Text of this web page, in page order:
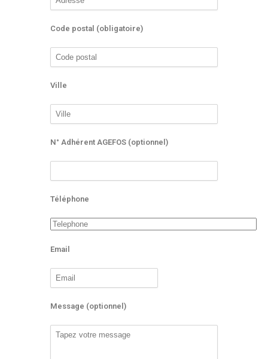
Code postal (obligatoire)
Ville
N° Adhérent AGEFOS (optionnel)
Téléphone
Email
Message (optionnel)